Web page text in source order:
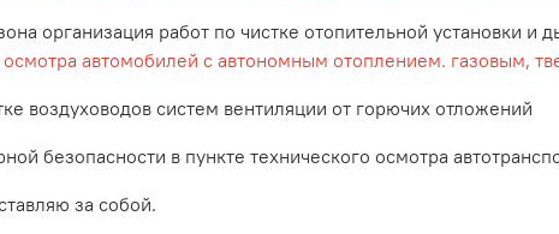
организация работ по чистке отопительной установки и
осмотра автомобилей с автономным отоплением. газовым,
воздуховодов систем вентиляции от горючих отложений
безопасности в пункте технического осмотра
за собой.